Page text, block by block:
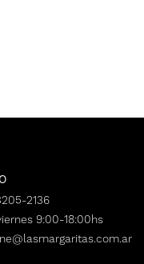
2136
9:00-18:00hs